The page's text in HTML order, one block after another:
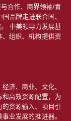
合作、商界领袖/青
品牌走进联合国、
中美领导力发展基
组织、机构提供资
济、商业、文化、
高效资源配置，为
资源输入、项目引
业发展的推进器。